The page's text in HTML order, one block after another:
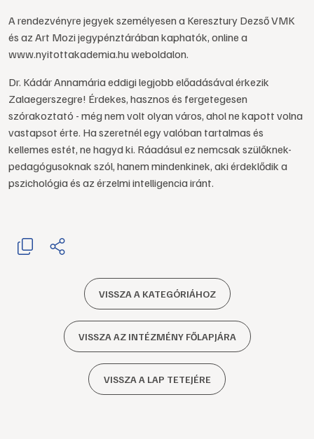
A rendezvényre jegyek személyesen a Keresztury Dezső VMK
és az Art Mozi jegypénztárában kaphatók, online a
www.nyitottakademia.hu weboldalon.
Dr. Kádár Annamária eddigi legjobb előadásával érkezik
Zalaegerszegre! Érdekes, hasznos és fergetegesen
szórakoztató - még nem volt olyan város, ahol ne kapott volna
vastapsot érte. Ha szeretnél egy valóban tartalmas és
kellemes estét, ne hagyd ki. Ráadásul ez nemcsak szülőknek-
pedagógusoknak szól, hanem mindenkinek, aki érdeklődik a
pszichológia és az érzelmi intelligencia iránt.
VISSZA A KATEGÓRIÁHOZ
VISSZA AZ INTÉZMÉNY FŐLAPJÁRA
VISSZA A LAP TETEJÉRE